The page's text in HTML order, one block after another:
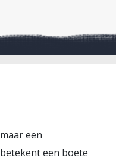
een
een boete